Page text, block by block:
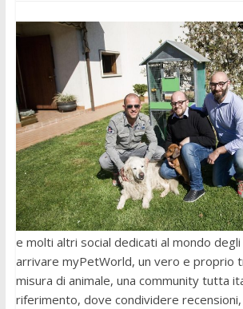
e molti altri social dedicati al mondo degli
arrivare myPetWorld, un vero e proprio
misura di animale, una community tutta
riferimento, dove condividere